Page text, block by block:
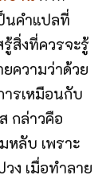
นคำแปลที่
สิ่งที่ควรจะรู้
ความว่าด้วย
ารเหมือนกับ
กล่าวคือ
หลับ เพราะ
ง เมื่อทำลาย